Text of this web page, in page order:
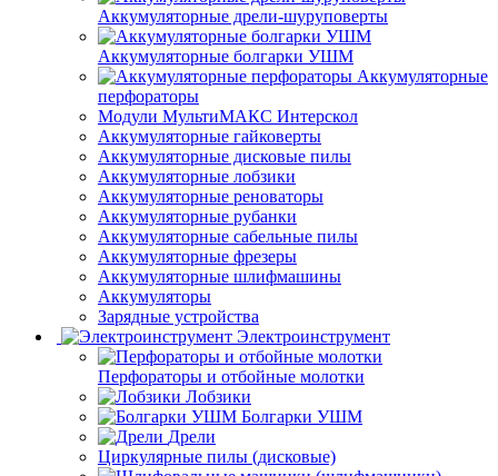
Аккумуляторные дрели-шуруповерты
Аккумуляторные болгарки УШМ
Аккумуляторные
перфораторы
Модули МультиМАКС Интерскол
Аккумуляторные гайковерты
Аккумуляторные дисковые пилы
Аккумуляторные лобзики
Аккумуляторные реноваторы
Аккумуляторные рубанки
Аккумуляторные сабельные пилы
Аккумуляторные фрезеры
Аккумуляторные шлифмашины
Аккумуляторы
Зарядные устройства
Электроинструмент
Перфораторы и отбойные молотки
Лобзики
Болгарки УШМ
Дрели
Циркулярные пилы (дисковые)